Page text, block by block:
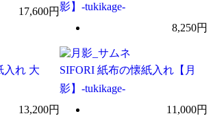
17,600円影】-tukikage-
8,250円
入れ 大
13,200円
SIFORI 紙布の懐紙入れ【月
影】-tukikage-
11,000円